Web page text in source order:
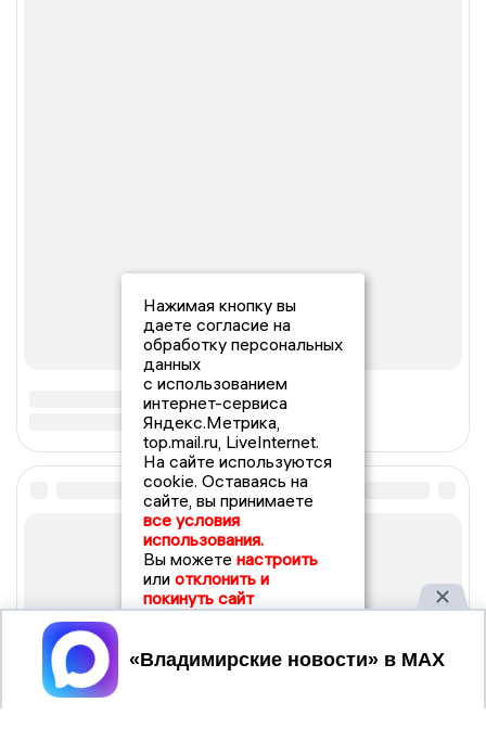
Нажимая кнопку вы
даете согласие на
обработку персональных
данных
с использованием
интернет-сервиса
Яндекс.Метрика,
top.mail.ru, LiveInternet.
На сайте используются
cookie. Оставаясь на
сайте, вы принимаете
все условия
использования.
Вы можете настроить
или отклонить и
покинуть сайт
Принять